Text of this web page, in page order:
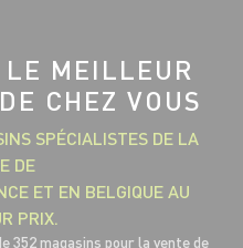
MEILLEUR
CHEZ VOUS
SPÉCIALISTES DE LA
DE
ET EN BELGIQUE AU
PRIX.
352 magasins pour la vente de